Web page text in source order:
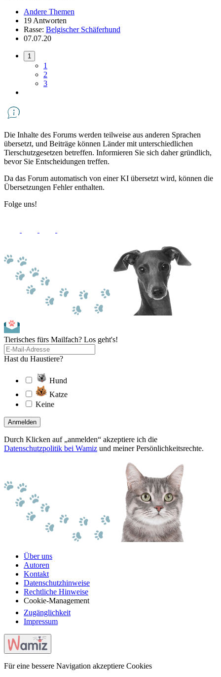
Andere Themen
19 Antworten
Rasse: Belgischer Schäferhund
07.07.20
1
1
2
3
Die Inhalte des Forums werden teilweise aus anderen Sprachen
übersetzt, und Beiträge können Länder mit unterschiedlichen
Tierschutzgesetzen betreffen. Informieren Sie sich daher gründlich,
bevor Sie Entscheidungen treffen.
Da das Forum automatisch von einer KI übersetzt wird, können die
Übersetzungen Fehler enthalten.
Folge uns!
Tierisches fürs Mailfach? Los geht's!
Hast du Haustiere?
Hund
Katze
Keine
Anmelden
Durch Klicken auf „anmelden“ akzeptiere ich die
Datenschutzpolitik bei Wamiz und meiner Persönlichkeitsrechte.
Über uns
Autoren
Kontakt
Datenschutzhinweise
Rechtliche Hinweise
Cookie-Management
Zugänglichkeit
Impressum
Für eine bessere Navigation akzeptiere Cookies